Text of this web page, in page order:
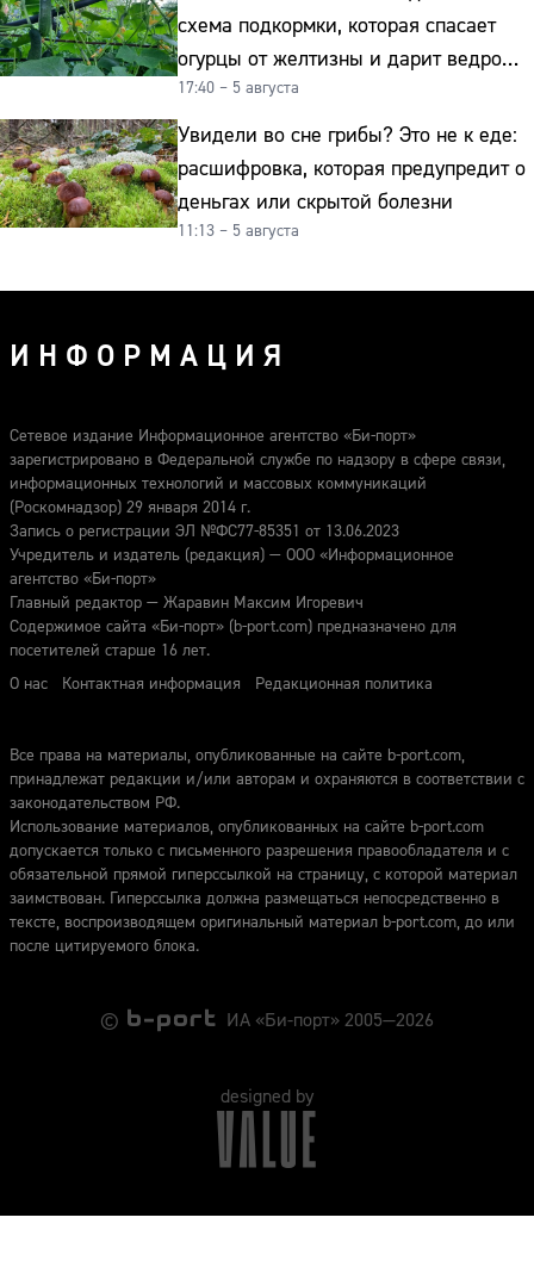
схема подкормки, которая спасает
огурцы от желтизны и дарит ведро
урожая
17:40 – 5 августа
Увидели во сне грибы? Это не к еде:
расшифровка, которая предупредит о
деньгах или скрытой болезни
11:13 – 5 августа
ИНФОРМАЦИЯ
Сетевое издание Информационное агентство «Би-порт»
зарегистрировано в Федеральной службе по надзору в сфере связи,
информационных технологий и массовых коммуникаций
(Роскомнадзор) 29 января 2014 г.
Запись о регистрации ЭЛ №ФС77-85351 от 13.06.2023
Учредитель и издатель (редакция) — ООО «Информационное
агентство «Би-порт»
Главный редактор — Жаравин Максим Игоревич
Содержимое сайта «Би-порт» (b-port.com) предназначено для
посетителей старше 16 лет.
О нас
Контактная информация Редакционная политика
Все права на материалы, опубликованные на сайте b-port.com,
принадлежат редакции и/или авторам и охраняются в соответствии с
законодательством РФ.
Использование материалов, опубликованных на сайте b-port.com
допускается только с письменного разрешения правообладателя и с
обязательной прямой гиперссылкой на страницу, с которой материал
заимствован. Гиперссылка должна размещаться непосредственно в
тексте, воспроизводящем оригинальный материал b-port.com, до или
после цитируемого блока.
© ИА «Би-порт» 2005—2026
designed by